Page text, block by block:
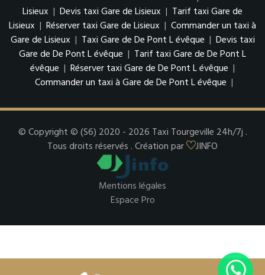
Lisieux | Devis taxi Gare de Lisieux | Tarif taxi Gare de
Lisieux | Réserver taxi Gare de Lisieux | Commander un taxi à
Gare de Lisieux | Taxi Gare de De Pont L évêque | Devis taxi
Gare de De Pont L évêque | Tarif taxi Gare de De Pont L
évêque | Réserver taxi Gare de De Pont L évêque |
Commander un taxi à Gare de De Pont L évêque |
© Copyright © (S6) 2020 - 2026 Taxi Tourgeville 24h/7j .
Tous droits réservés . Création par
JINFO
Mentions légales
Espace Pro